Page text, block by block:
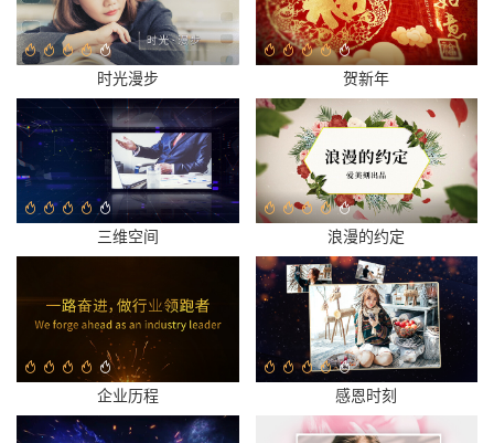
时光漫步 贺新年
三维空间 浪漫的约定
企业历程 感恩时刻